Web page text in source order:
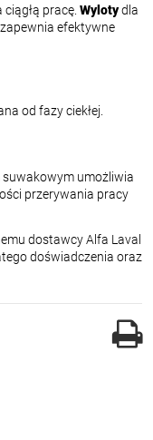
pracę. Wylotydla
efektywne
od fazy ciekłej.
suwakowym umożliwia
przerywania pracy
dostawcy Alfa Laval
doświadczenia oraz